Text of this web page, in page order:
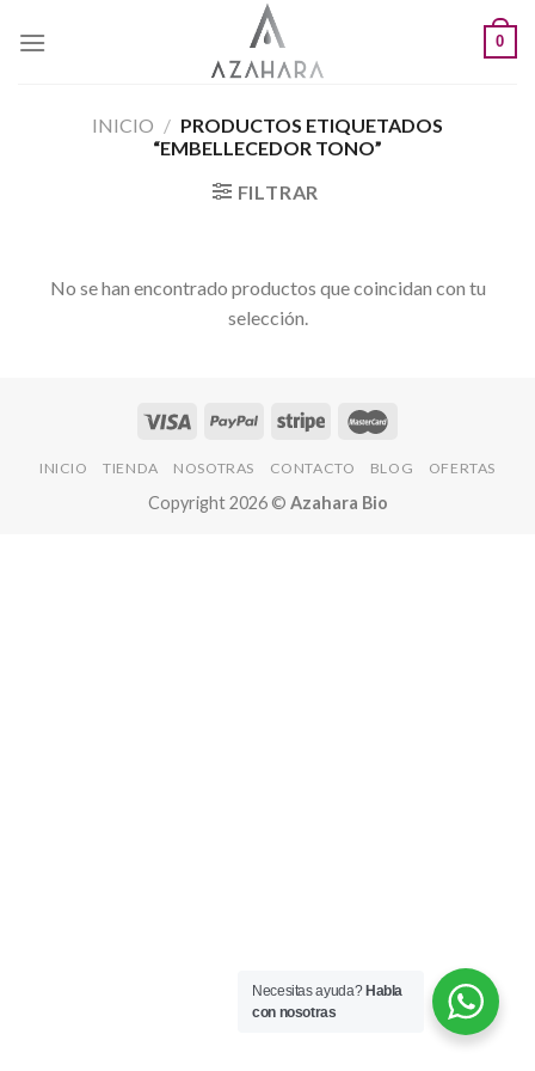
0
INICIO / PRODUCTOS ETIQUETADOS
“EMBELLECEDOR TONO”
FILTRAR
No se han encontrado productos que coincidan con tu
selección.
INICIO TIENDA NOSOTRAS CONTACTO BLOG OFERTAS
Copyright 2026 © Azahara Bio
Necesitas ayuda? Habla
con nosotras